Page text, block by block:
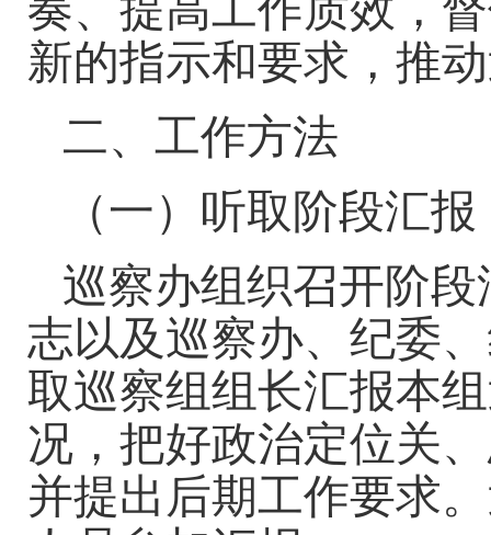
奏、提高工作质效，
新的指示和要求，推
二、工作方法
（一）听取阶段汇报
巡察办组织召开阶
志以及巡察办、纪委
取巡察组组长汇报本
况，把好政治定位关
并提出后期工作要求